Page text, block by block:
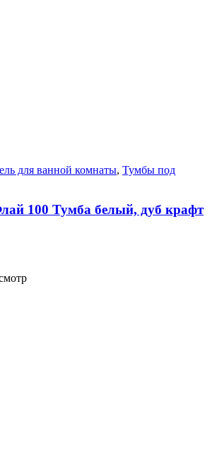
для ванной комнаты, Тумбы под
100 Тумба белый, дуб крафт